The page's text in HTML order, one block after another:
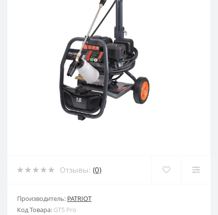
Отзывы: (0)
Производитель: PATRIOT
Код Товара: GT5 Pro